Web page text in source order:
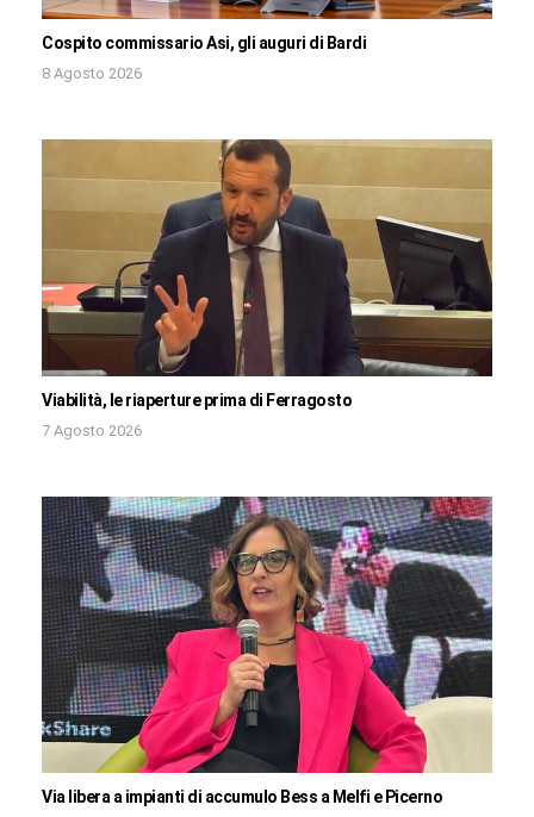
Cospito commissario Asi, gli auguri di Bardi
8 Agosto 2026
Viabilità, le riaperture prima di Ferragosto
7 Agosto 2026
Via libera a impianti di accumulo Bess a Melfi e Picerno